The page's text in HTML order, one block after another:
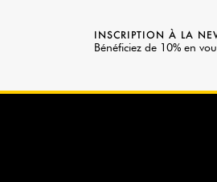
INSCRIPTION À LA
Bénéficiez de 10% en